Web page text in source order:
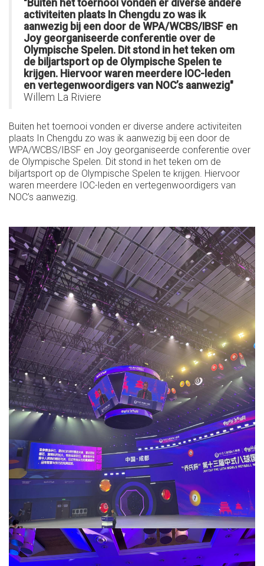
"Buiten het toernooi vonden er diverse andere
activiteiten plaats In Chengdu zo was ik
aanwezig bij een door de WPA/WCBS/IBSF en
Joy georganiseerde conferentie over de
Olympische Spelen. Dit stond in het teken om
de biljartsport op de Olympische Spelen te
krijgen. Hiervoor waren meerdere IOC-leden
en vertegenwoordigers van NOC’s aanwezig"
Willem La Riviere
Buiten het toernooi vonden er diverse andere activiteiten
plaats In Chengdu zo was ik aanwezig bij een door de
WPA/WCBS/IBSF en Joy georganiseerde conferentie over
de Olympische Spelen. Dit stond in het teken om de
biljartsport op de Olympische Spelen te krijgen. Hiervoor
waren meerdere IOC-leden en vertegenwoordigers van
NOC’s aanwezig.